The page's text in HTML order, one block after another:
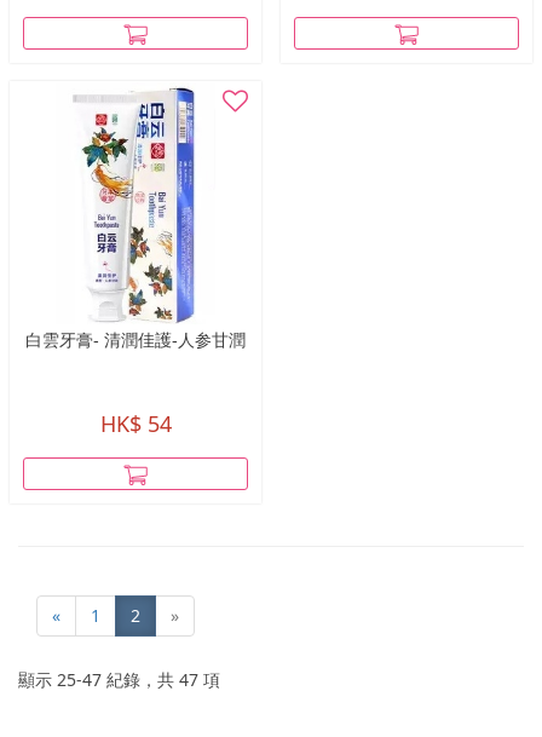
白雲牙膏- 清潤佳護-人参甘潤
HK$ 54
« 1 2 »
顯示 25-47 紀錄，共 47 項